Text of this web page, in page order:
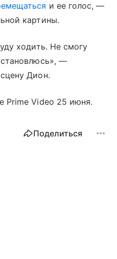
и ее голос, —
картины.
ходить. Не смогу
—
Дион.
Prime Video 25 июня.
Поделиться